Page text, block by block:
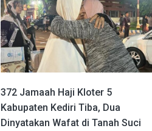
372 Jamaah Haji Kloter 5
Kabupaten Kediri Tiba, Dua
Dinyatakan Wafat di Tanah Suci